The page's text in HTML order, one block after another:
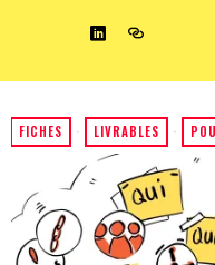
FICHES · LIVRABLES ·